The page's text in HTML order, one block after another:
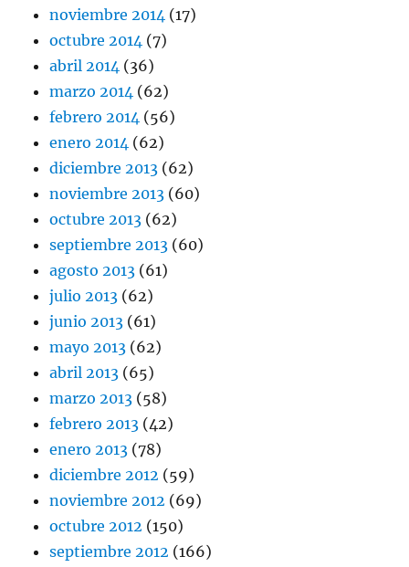
noviembre 2014 (17)
octubre 2014 (7)
abril 2014 (36)
marzo 2014 (62)
febrero 2014 (56)
enero 2014 (62)
diciembre 2013 (62)
noviembre 2013 (60)
octubre 2013 (62)
septiembre 2013 (60)
agosto 2013 (61)
julio 2013 (62)
junio 2013 (61)
mayo 2013 (62)
abril 2013 (65)
marzo 2013 (58)
febrero 2013 (42)
enero 2013 (78)
diciembre 2012 (59)
noviembre 2012 (69)
octubre 2012 (150)
septiembre 2012 (166)